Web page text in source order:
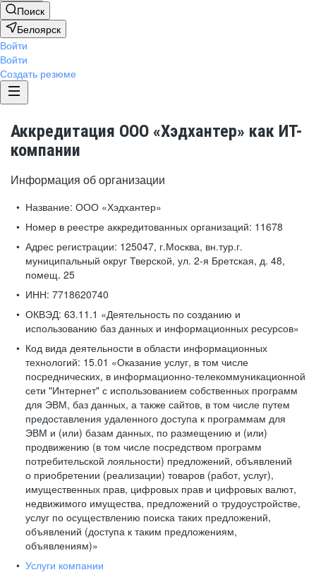
Поиск
Белоярск
Войти
Войти
Создать резюме
Аккредитация ООО «Хэдхантер» как ИТ-
компании
Информация об организации
Название: ООО «Хэдхантер»
Номер в реестре аккредитованных организаций: 11678
Адрес регистрации: 125047, г.Москва, вн.тур.г.
муниципальный округ Тверской, ул. 2-я Бретская, д. 48,
помещ. 25
ИНН: 7718620740
ОКВЭД: 63.11.1 «Деятельность по созданию и
использованию баз данных и информационных ресурсов»
Код вида деятельности в области информационных
технологий: 15.01 «Оказание услуг, в том числе
посреднических, в информационно-телекоммуникационной
сети "Интернет" с использованием собственных программ
для ЭВМ, баз данных, а также сайтов, в том числе путем
предоставления удаленного доступа к программам для
ЭВМ и (или) базам данных, по размещению и (или)
продвижению (в том числе посредством программ
потребительской лояльности) предложений, объявлений
о приобретении (реализации) товаров (работ, услуг),
имущественных прав, цифровых прав и цифровых валют,
недвижимого имущества, предложений о трудоустройстве,
услуг по осуществлению поиска таких предложений,
объявлений (доступа к таким предложениям,
объявлениям)»
Услуги компании